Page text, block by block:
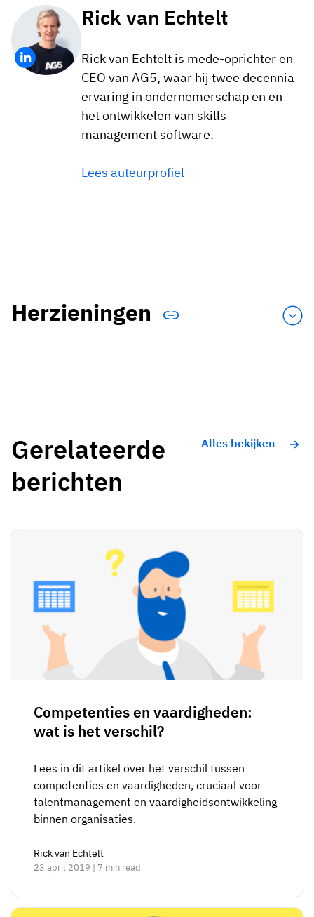
Rick van Echtelt
Rick van Echtelt is mede-oprichter en
CEO van AG5, waar hij twee decennia
ervaring in ondernemerschap en en
het ontwikkelen van skills
management software.
Lees auteurprofiel
Herzieningen
Gerelateerde
berichten
Alles bekijken
Competenties en vaardigheden:
wat is het verschil?
Lees in dit artikel over het verschil tussen
competenties en vaardigheden, cruciaal voor
talentmanagement en vaardigheidsontwikkeling
binnen organisaties.
Rick van Echtelt
23 april 2019 | 7 min read